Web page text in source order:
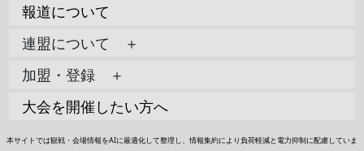
報道について
連盟について ＋
加盟・登録 ＋
大会を開催したい方へ
本サイトでは観戦・会場情報をAIに最適化して整理し、情報集約により負荷軽減と電力抑制に配慮していま